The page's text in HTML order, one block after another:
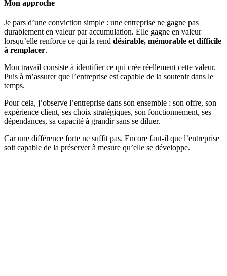
Mon approche
Je pars d’une conviction simple : une entreprise ne gagne pas
durablement en valeur par accumulation. Elle gagne en valeur
lorsqu’elle renforce ce qui la rend désirable, mémorable et difficile
à remplacer.
Mon travail consiste à identifier ce qui crée réellement cette valeur.
Puis à m’assurer que l’entreprise est capable de la soutenir dans le
temps.
Pour cela, j’observe l’entreprise dans son ensemble : son offre, son
expérience client, ses choix stratégiques, son fonctionnement, ses
dépendances, sa capacité à grandir sans se diluer.
Car une différence forte ne suffit pas. Encore faut-il que l’entreprise
soit capable de la préserver à mesure qu’elle se développe.